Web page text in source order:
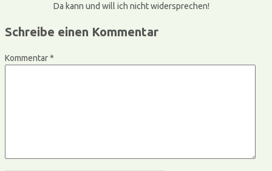
Da kann und will ich nicht widersprechen!
Schreibe einen Kommentar
Kommentar*